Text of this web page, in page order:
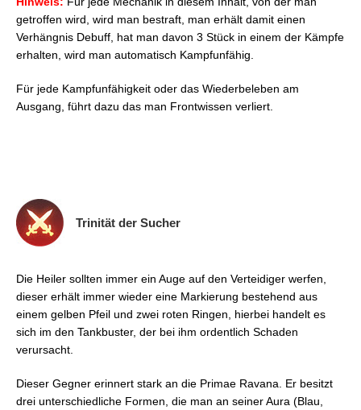
getroffen wird, wird man bestraft, man erhält damit einen
Verhängnis Debuff, hat man davon 3 Stück in einem der Kämpfe
erhalten, wird man automatisch Kampfunfähig.
Für jede Kampfunfähigkeit oder das Wiederbeleben am
Ausgang, führt dazu das man Frontwissen verliert.
Trinität der Sucher
Die Heiler sollten immer ein Auge auf den Verteidiger werfen,
dieser erhält immer wieder eine Markierung bestehend aus
einem gelben Pfeil und zwei roten Ringen, hierbei handelt es
sich im den Tankbuster, der bei ihm ordentlich Schaden
verursacht.
Dieser Gegner erinnert stark an die Primae Ravana. Er besitzt
drei unterschiedliche Formen, die man an seiner Aura (Blau,